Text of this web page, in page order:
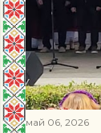
май 06, 2026